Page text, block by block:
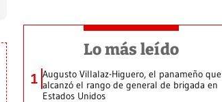
Lo más leído
1 Augusto Villalaz-Higuero, el panameño que
alcanzó el rango de general de brigada en
Estados Unidos